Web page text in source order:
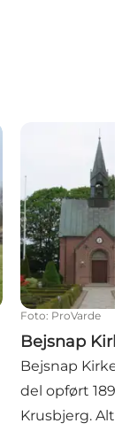
Bejsnap Kirke
Foto: ProVarde
Bejsnap
Bejsnap
del opført
Krusbjerg.